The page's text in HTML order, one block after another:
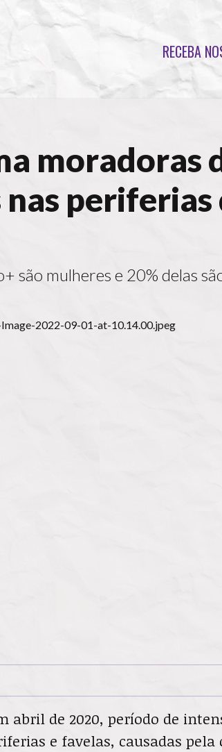
RECEBA
moradoras
periferias
são mulheres e 20% delas
abril de 2020, período de
e favelas, causadas pela